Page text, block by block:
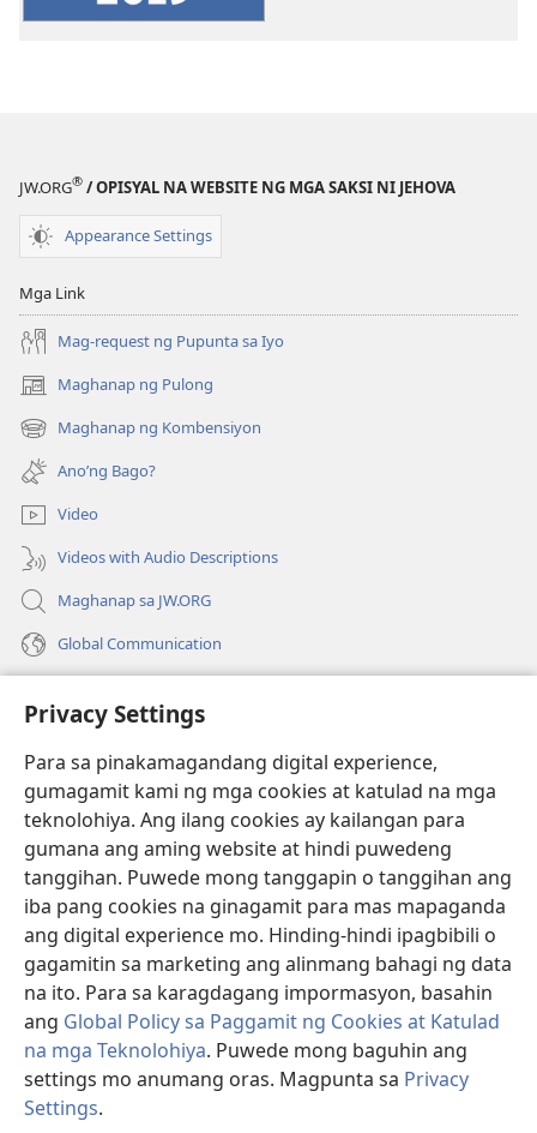
Privacy Settings
Para sa pinakamagandang digital experience,
gumagamit kami ng mga cookies at katulad na mga
teknolohiya. Ang ilang cookies ay kailangan para
gumana ang aming website at hindi puwedeng
tanggihan. Puwede mong tanggapin o tanggihan ang
iba pang cookies na ginagamit para mas mapaganda
ang digital experience mo. Hinding-hindi ipagbibili o
gagamitin sa marketing ang alinmang bahagi ng data
na ito. Para sa karagdagang impormasyon, basahin
ang Global Policy sa Paggamit ng Cookies at Katulad
na mga Teknolohiya. Puwede mong baguhin ang
settings mo anumang oras. Magpunta sa Privacy
Settings.
Paglilingkod
ni
JW.ORG® / OPISYAL NA WEBSITE NG MGA SAKSI NI JEHOVA
Appearance Settings
Mga Link
Mag-request ng Pupunta sa Iyo
Maghanap ng Pulong
(may
bubukas
na
bagong
window)
Maghanap ng Kombensiyon
(may
bubukas
na
bagong
window)
Ano’ng Bago?
Video
Videos with Audio Descriptions
Maghanap sa JW.ORG
Global Communication
(may
na
bagong
window)
Watchtower ONLINE LIBRARY™
(may
bubukas
na
bagong
window)
JW Hub ®
(may
bubukas
bagong
window)
JW Library ®
Watchtower Library®
Copyright© 2026 Watch Tower Bible and Tract Society of Pennsylvania.
KASUNDUAN SA PAGGAMIT